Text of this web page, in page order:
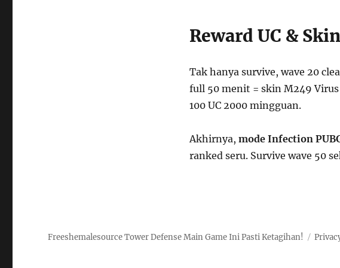
Reward UC &
Tak hanya survive, wave 20
full 50 menit = skin M249
100 UC 2000 mingguan.
Akhirnya, mode Infection
ranked seru. Survive wave 50
Freeshemalesource Tower Defense Main Game Ini Pasti Ketagihan!